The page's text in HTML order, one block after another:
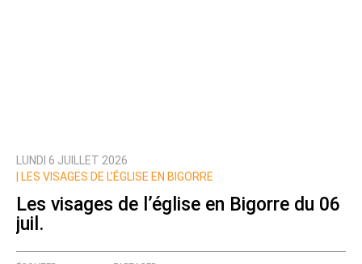
LUNDI 6 JUILLET 2026
LES VISAGES DE L’ÉGLISE EN BIGORRE
Les visages de l’église en Bigorre du 06
juil.